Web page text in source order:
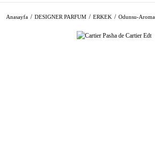
Anasayfa DESIGNER PARFUM ERKEK Odunsu-